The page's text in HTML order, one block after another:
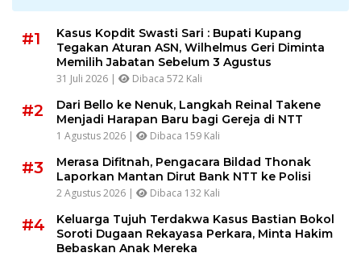
#1
Kasus Kopdit Swasti Sari : Bupati Kupang
Tegakan Aturan ASN, Wilhelmus Geri Diminta
Memilih Jabatan Sebelum 3 Agustus
31 Juli 2026 | Dibaca 572 Kali
#2
Dari Bello ke Nenuk, Langkah Reinal Takene
Menjadi Harapan Baru bagi Gereja di NTT
1 Agustus 2026 | Dibaca 159 Kali
#3
Merasa Difitnah, Pengacara Bildad Thonak
Laporkan Mantan Dirut Bank NTT ke Polisi
2 Agustus 2026 | Dibaca 132 Kali
#4
Keluarga Tujuh Terdakwa Kasus Bastian Bokol
Soroti Dugaan Rekayasa Perkara, Minta Hakim
Bebaskan Anak Mereka